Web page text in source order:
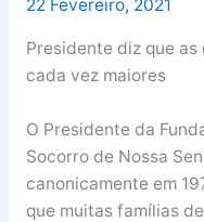
22 Fevereiro, 2021
Presidente diz que
cada vez maiores
O Presidente da
Socorro de Nossa
canonicamente em
que muitas famílias